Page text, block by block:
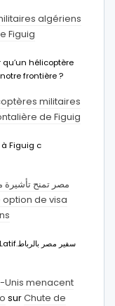
algériens
Figuig
hélicoptère
frontière ?
militaires
de Figuig
Figuig c
مصر تمنح
option de visa
Unis menacent
surChute de